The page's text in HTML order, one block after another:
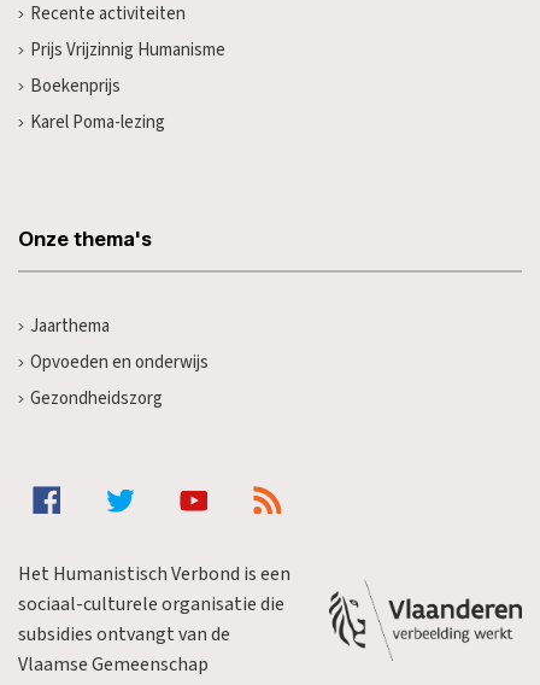
Recente activiteiten
Prijs Vrijzinnig Humanisme
Boekenprijs
Karel Poma-lezing
Onze thema's
Jaarthema
Opvoeden en onderwijs
Gezondheidszorg
Het Humanistisch Verbond is een
sociaal-culturele organisatie die
subsidies ontvangt van de
Vlaamse Gemeenschap